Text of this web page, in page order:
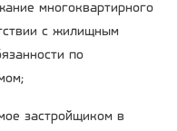
многоквартирного
с жилищным
по
застройщиком в